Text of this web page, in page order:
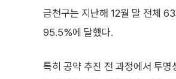
금천구는 지난해 12월 말 전체
95.5%에 달했다.
특히 공약 추진 전 과정에서 투